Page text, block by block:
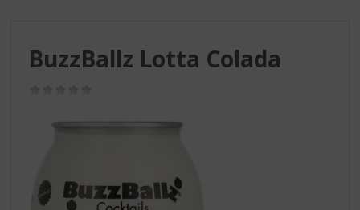
BuzzBallz Lotta Colada